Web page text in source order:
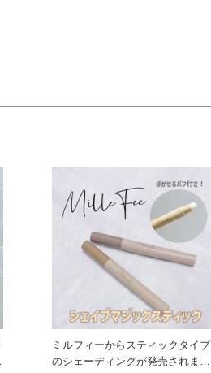
ミルフィーからスティックタイプ
のシェーディングが発売されまし